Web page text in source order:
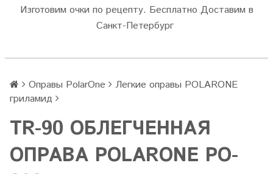
Изготовим очки по рецепту. Бесплатно Доставим в
Санкт-Петербург
Оправы PolarOne
Легкие оправы POLARONE
гриламид
TR-90 ОБЛЕГЧЕННАЯ
ОПРАВА POLARONE PO-